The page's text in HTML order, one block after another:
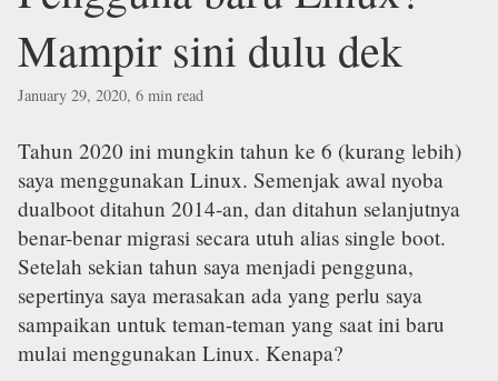
Mampir sini dulu dek
January 29, 2020, 6 min read
Tahun 2020 ini mungkin tahun ke 6 (kurang lebih)
saya menggunakan Linux. Semenjak awal nyoba
dualboot ditahun 2014-an, dan ditahun selanjutnya
benar-benar migrasi secara utuh alias single boot.
Setelah sekian tahun saya menjadi pengguna,
sepertinya saya merasakan ada yang perlu saya
sampaikan untuk teman-teman yang saat ini baru
mulai menggunakan Linux. Kenapa?